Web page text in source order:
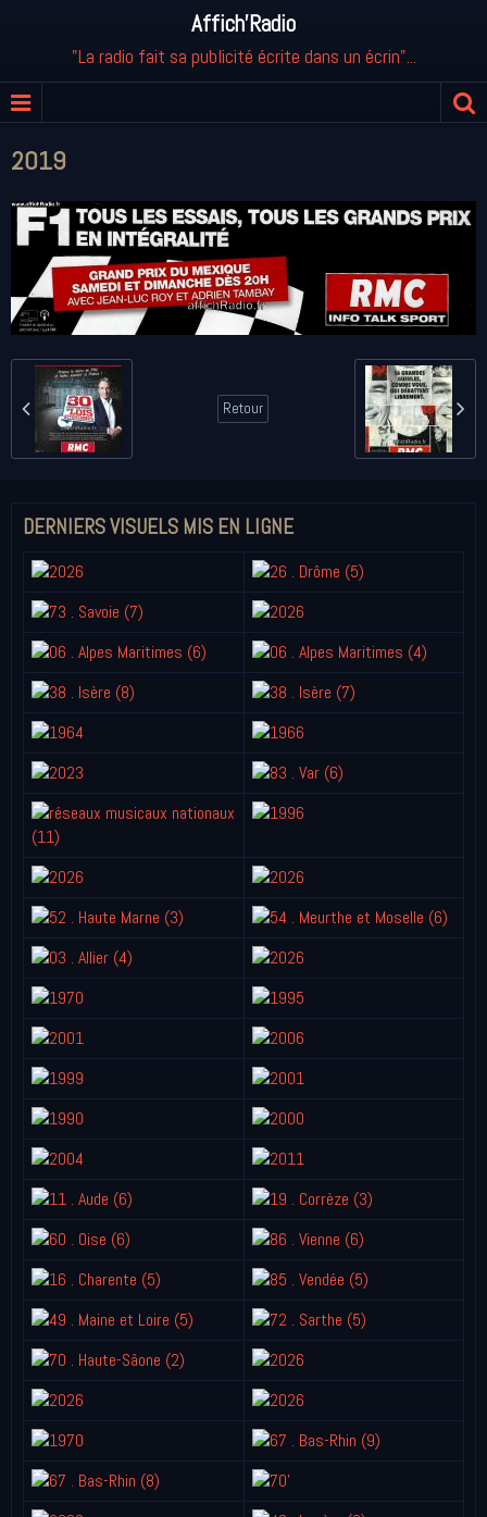
Affich'Radio
"La radio fait sa publicité écrite dans un écrin"...
2019
Retour
DERNIERS VISUELS MIS EN LIGNE